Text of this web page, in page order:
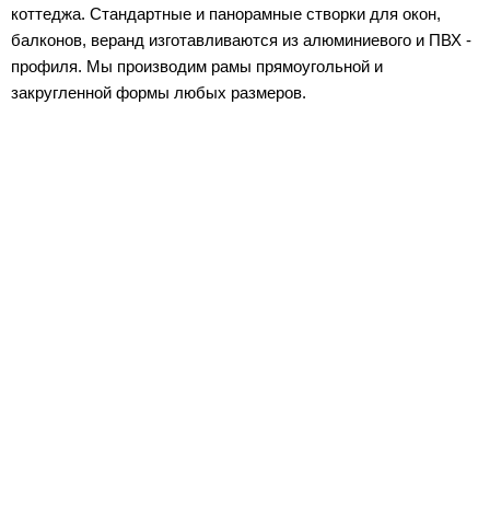
коттеджа. Стандартные и панорамные створки для окон,
балконов, веранд изготавливаются из алюминиевого и ПВХ -
профиля. Мы производим рамы прямоугольной и
закругленной формы любых размеров.